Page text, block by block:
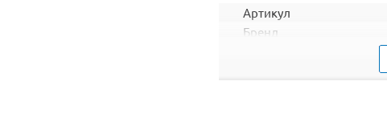
Артикул
Бренд